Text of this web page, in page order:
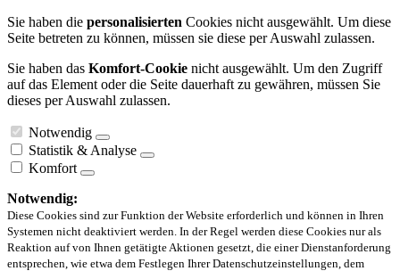
Sie haben die personalisierten Cookies nicht ausgewählt. Um diese
Seite betreten zu können, müssen sie diese per Auswahl zulassen.
Sie haben das Komfort-Cookie nicht ausgewählt. Um den Zugriff
auf das Element oder die Seite dauerhaft zu gewähren, müssen Sie
dieses per Auswahl zulassen.
Notwendig
Statistik & Analyse
Komfort
Notwendig:
Diese Cookies sind zur Funktion der Website erforderlich und können in Ihren
Systemen nicht deaktiviert werden. In der Regel werden diese Cookies nur als
Reaktion auf von Ihnen getätigte Aktionen gesetzt, die einer Dienstanforderung
entsprechen, wie etwa dem Festlegen Ihrer Datenschutzeinstellungen, dem